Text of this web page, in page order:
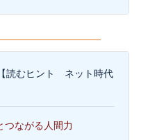
読むヒント ネット時代
ながる人間力